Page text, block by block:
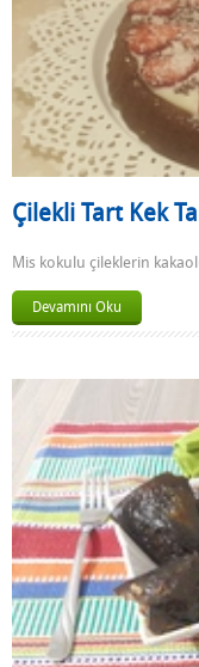
Çilekli Tart Kek
Mis kokulu çileklerin
Devamını Oku